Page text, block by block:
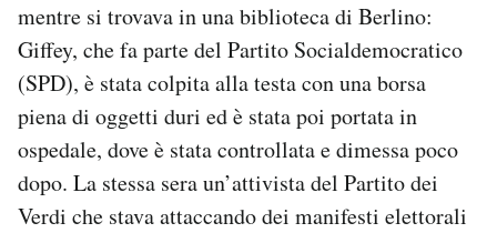
Newsletter
Notifiche mobile
Regala il Post
Hai bisogno di aiuto?
Esci
mentre si trovava in una biblioteca di Berlino:
Giffey, che fa parte del Partito Socialdemocratico
(SPD), è stata colpita alla testa con una borsa
piena di oggetti duri ed è stata poi portata in
ospedale, dove è stata controllata e dimessa poco
dopo. La stessa sera un’attivista del Partito dei
Verdi che stava attaccando dei manifesti elettorali